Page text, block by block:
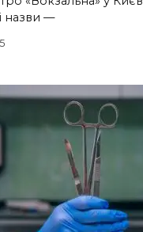
назви —
5